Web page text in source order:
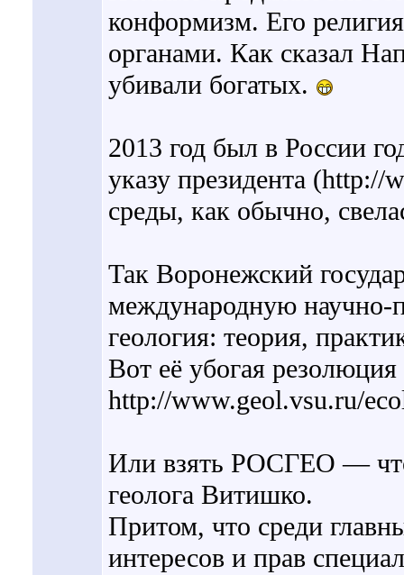
конформизм. Его
органами. Как сказал
убивали богатых.
2013 год был в России
указу президента
среды, как обычно,
Так Воронежский
международную научно-
геология: теория,
Вот её убогая резолюция
http://www.geol.vsu.ru/
Или взять РОСГЕО —
геолога Витишко.
Притом, что среди
интересов и прав